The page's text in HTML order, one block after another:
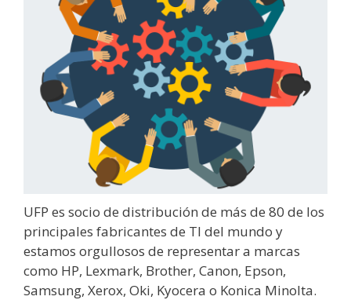
UFP es socio de distribución de más de 80 de los
principales fabricantes de TI del mundo y
estamos orgullosos de representar a marcas
como HP, Lexmark, Brother, Canon, Epson,
Samsung, Xerox, Oki, Kyocera o Konica Minolta.